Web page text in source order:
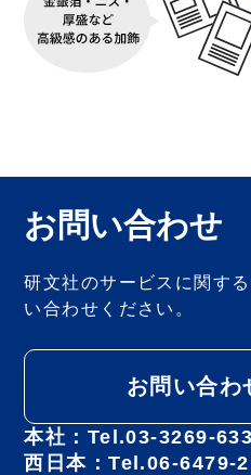
お問い合わせ
研文社のサービスに関す
い合わせください。
お問い合わ
本社：Tel.03-3269-
西日本：Tel.06-6479-